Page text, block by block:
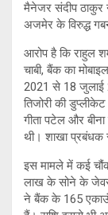
मैनेजर संदीप ठाकुर ने
अजमेर के विरुद्ध
आरोप है कि राहुल
चाबी, बैंक का
2021 से 18
तिजोरी की
गीता पटेल और
थी। शाखा प्रबंधक
इस मामले में कई
लाख के सोने के जेवर
ने बैंक के 165